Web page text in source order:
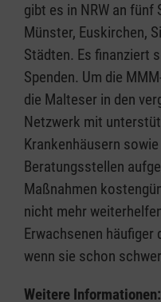
gibt es in NRW an fünf
Münster, Euskirchen,
Städten. Es finanziert
Spenden. Um die
die Malteser in den
Netzwerk mit
Krankenhäusern
Beratungsstellen
Maßnahmen
nicht mehr
Erwachsenen
wenn sie schon
Weitere Informationen: